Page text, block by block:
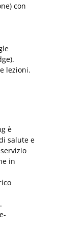
con
lezioni.
è
salute e
in
.